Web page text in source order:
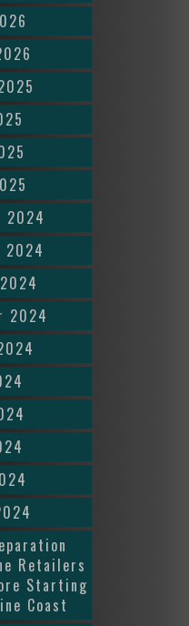
2024
2024
2024
Retailers
Starting
Coast